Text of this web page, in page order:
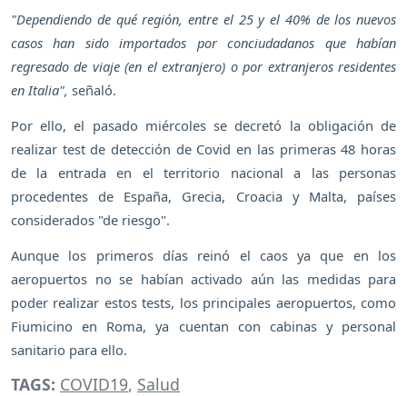
"Dependiendo de qué región, entre el 25 y el 40% de los nuevos
casos han sido importados por conciudadanos que habían
regresado de viaje (en el extranjero) o por extranjeros residentes
en Italia", señaló.
Por ello, el pasado miércoles se decretó la obligación de
realizar test de detección de Covid en las primeras 48 horas
de la entrada en el territorio nacional a las personas
procedentes de España, Grecia, Croacia y Malta, países
considerados "de riesgo".
Aunque los primeros días reinó el caos ya que en los
aeropuertos no se habían activado aún las medidas para
poder realizar estos tests, los principales aeropuertos, como
Fiumicino en Roma, ya cuentan con cabinas y personal
sanitario para ello.
TAGS: COVID19, Salud